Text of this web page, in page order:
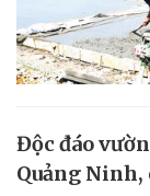
Độc đáo
Quảng Ninh,